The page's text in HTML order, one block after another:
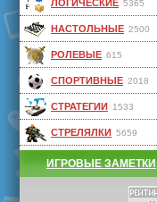
ЛОГИЧЕСКИЕ 5365
НАСТОЛЬНЫЕ 2500
РОЛЕВЫЕ 615
СПОРТИВНЫЕ 2018
СТРАТЕГИИ 1533
СТРЕЛЯЛКИ 5659
ИГРОВЫЕ ЗАМЕТКИ